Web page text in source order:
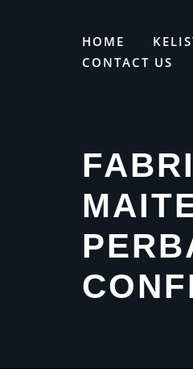
HOME
CONTACT US